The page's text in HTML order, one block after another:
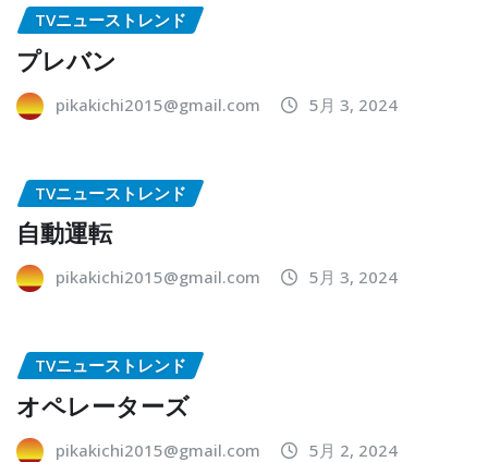
TVニューストレンド
プレバン
pikakichi2015@gmail.com 5月 3, 2024
TVニューストレンド
自動運転
pikakichi2015@gmail.com 5月 3, 2024
TVニューストレンド
オペレーターズ
pikakichi2015@gmail.com 5月 2, 2024